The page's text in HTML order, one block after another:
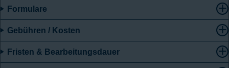
Formulare
Gebühren / Kosten
Fristen & Bearbeitungsdauer